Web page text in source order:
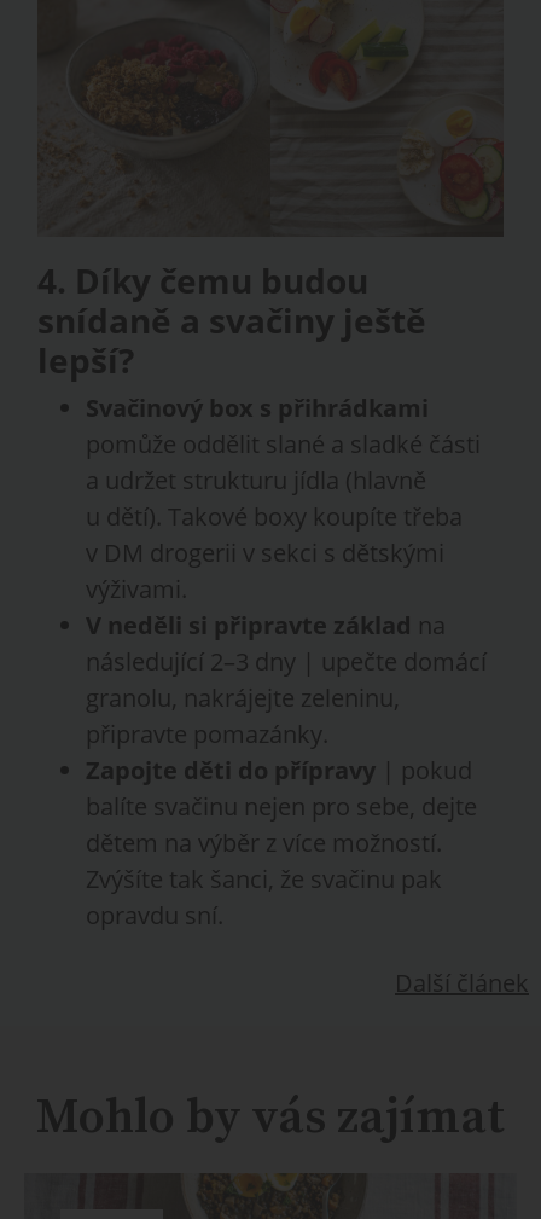
4. Díky čemu budou
snídaně a svačiny ještě
lepší?
Svačinový box s přihrádkami
pomůže oddělit slané a sladké části
a udržet strukturu jídla (hlavně
u dětí). Takové boxy koupíte třeba
v DM drogerii v sekci s dětskými
výživami.
V neděli si připravte základ na
následující 2–3 dny | upečte domácí
granolu, nakrájejte zeleninu,
připravte pomazánky.
Zapojte děti do přípravy | pokud
balíte svačinu nejen pro sebe, dejte
dětem na výběr z více možností.
Zvýšíte tak šanci, že svačinu pak
opravdu sní.
Další článek
Mohlo by vás zajímat